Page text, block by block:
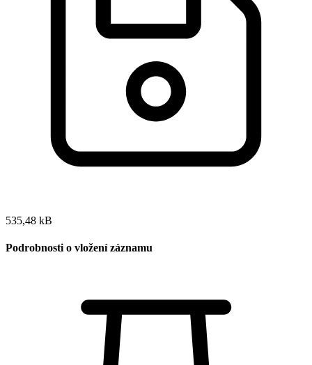
535,48 kB
Podrobnosti o vložení záznamu